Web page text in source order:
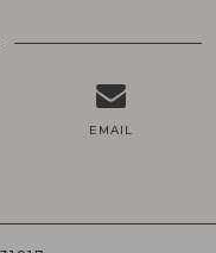
EMAIL